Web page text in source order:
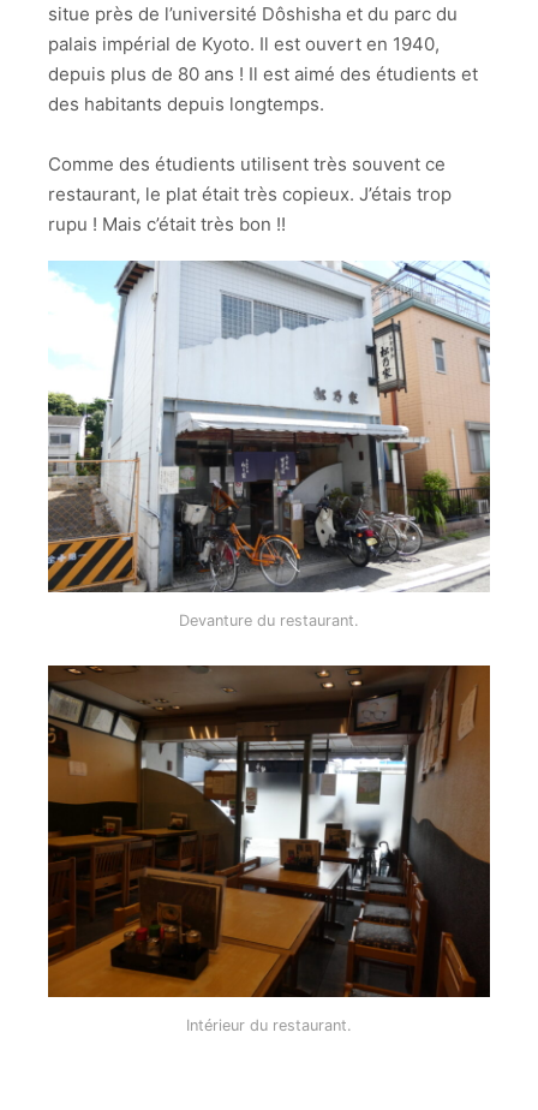
situe près de l’université Dôshisha et du parc du
palais impérial de Kyoto. Il est ouvert en 1940,
depuis plus de 80 ans ! Il est aimé des étudients et
des habitants depuis longtemps.
Comme des étudients utilisent très souvent ce
restaurant, le plat était très copieux. J’étais trop
rupu ! Mais c’était très bon !!
Devanture du restaurant.
Intérieur du restaurant.